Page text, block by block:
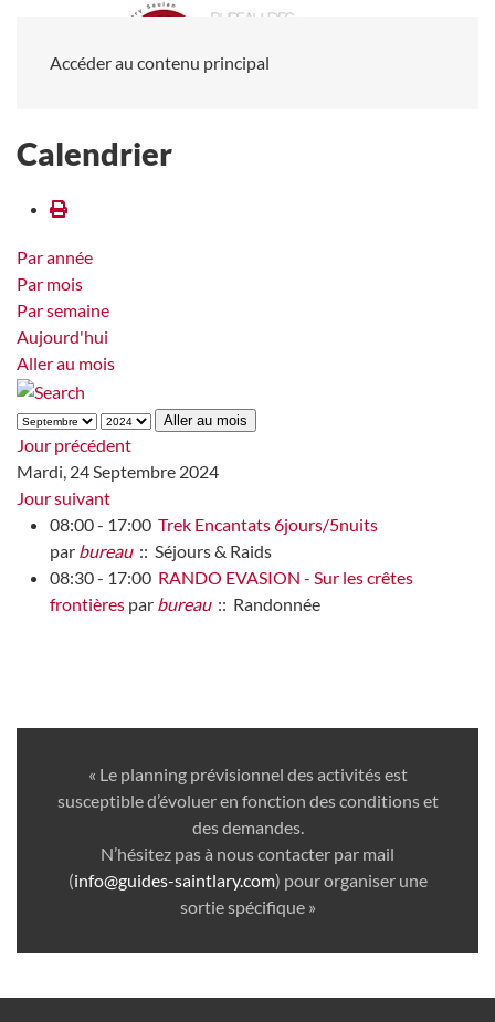
Accéder au contenu principal
Calendrier
Par année
Par mois
Par semaine
Aujourd'hui
Aller au mois
Aller au mois
Jour précédent
Mardi, 24 Septembre 2024
Jour suivant
08:00 - 17:00 Trek Encantats 6jours/5nuits
par bureau:: Séjours & Raids
08:30 - 17:00 RANDO EVASION - Sur les crêtes
frontières par bureau:: Randonnée
« Le planning prévisionnel des activités est
susceptible d’évoluer en fonction des conditions et
des demandes.
N’hésitez pas à nous contacter par mail
(info@guides-saintlary.com) pour organiser une
sortie spécifique »